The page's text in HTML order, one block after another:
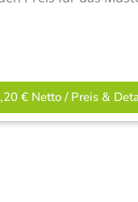
€ Netto / Preis &